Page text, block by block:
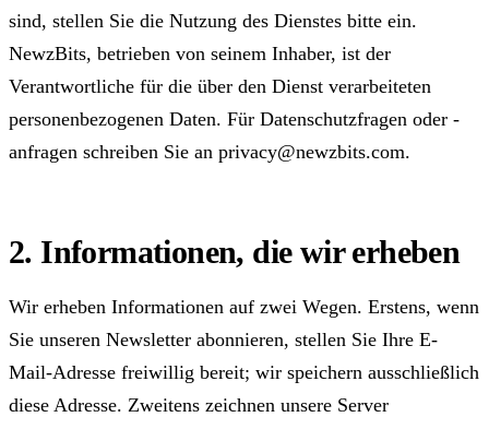
sind, stellen Sie die Nutzung des Dienstes bitte ein.
NewzBits, betrieben von seinem Inhaber, ist der
Verantwortliche für die über den Dienst verarbeiteten
personenbezogenen Daten. Für Datenschutzfragen oder -
anfragen schreiben Sie an privacy@newzbits.com.
2. Informationen, die wir erheben
Wir erheben Informationen auf zwei Wegen. Erstens, wenn
Sie unseren Newsletter abonnieren, stellen Sie Ihre E-
Mail-Adresse freiwillig bereit; wir speichern ausschließlich
diese Adresse. Zweitens zeichnen unsere Server